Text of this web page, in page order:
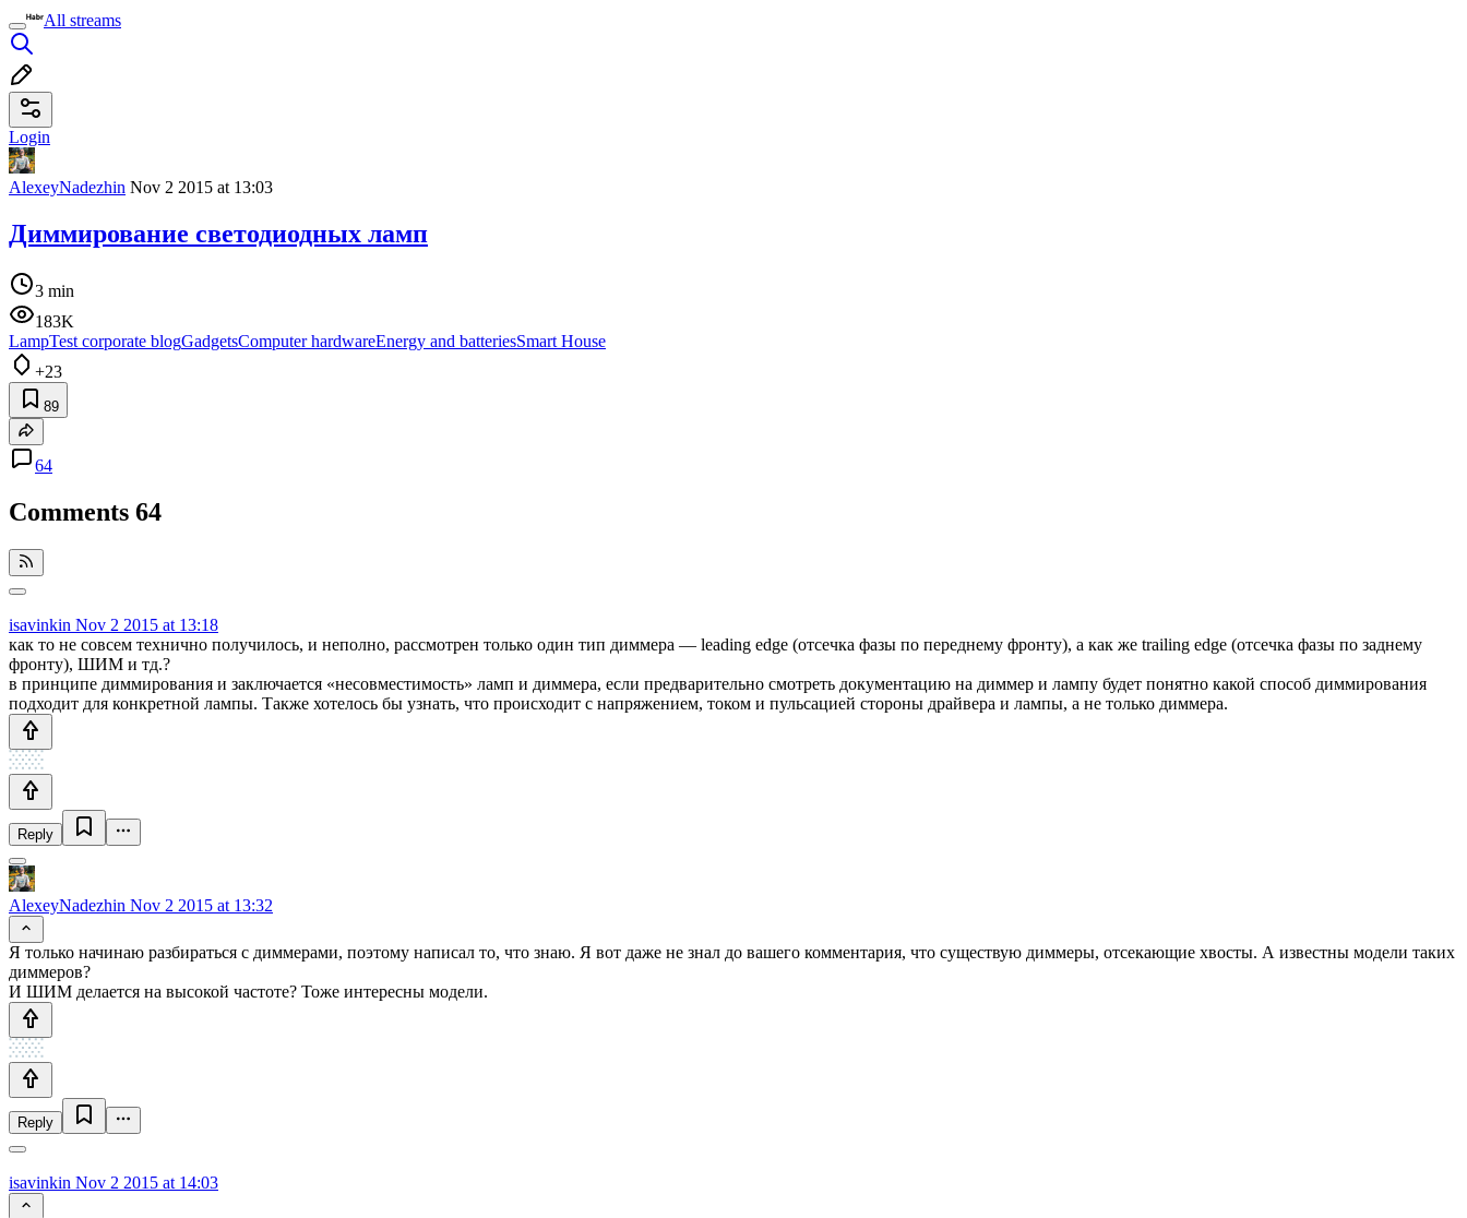
All streams
Login
AlexeyNadezhin Nov 2 2015 at 13:03
Диммирование светодиодных ламп
3 min
183K
LampTest corporate blogGadgetsComputer hardwareEnergy and batteriesSmart House
+23
89
64
Comments 64
isavinkin Nov 2 2015 at 13:18
как то не совсем технично получилось, и неполно, рассмотрен только один тип диммера — leading edge (отсечка фазы по переднему фронту), а как же trailing edge (отсечка фазы по заднему
фронту), ШИМ и тд.?
в принципе диммирования и заключается «несовместимость» ламп и диммера, если предварительно смотреть документацию на диммер и лампу будет понятно какой способ диммирования
подходит для конкретной лампы. Также хотелось бы узнать, что происходит с напряжением, током и пульсацией стороны драйвера и лампы, а не только диммера.
Reply
AlexeyNadezhin Nov 2 2015 at 13:32
Я только начинаю разбираться с диммерами, поэтому написал то, что знаю. Я вот даже не знал до вашего комментария, что существую диммеры, отсекающие хвосты. А известны модели таких
диммеров?
И ШИМ делается на высокой частоте? Тоже интересны модели.
Reply
isavinkin Nov 2 2015 at 14:03